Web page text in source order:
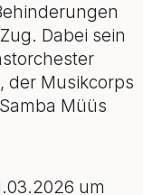
Dabei sein
der Musikcorps
Müüs
um